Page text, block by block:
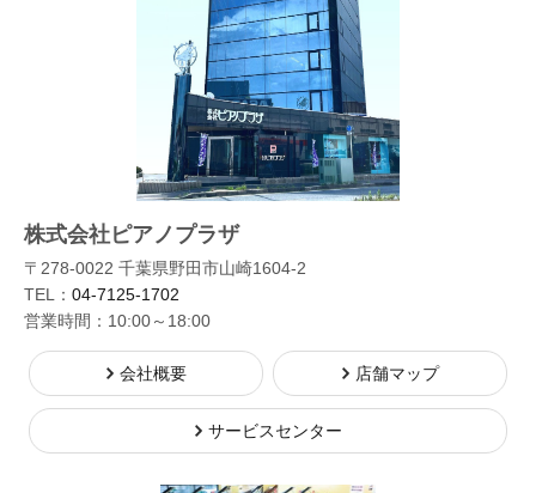
株式会社ピアノプラザ
〒278-0022 千葉県野田市山崎1604-2
TEL： 04-7125-1702
営業時間：10:00～18:00
会社概要 店舗マップ
サービスセンター